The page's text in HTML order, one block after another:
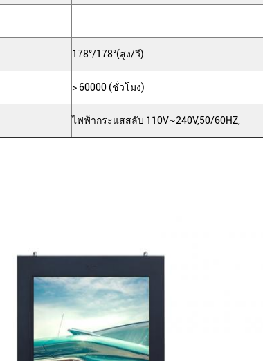
178°/178°(สูง/วี)
> 60000 (ชั่วโมง)
ไฟฟ้ากระแสสลับ 110V~240V,50/60HZ,